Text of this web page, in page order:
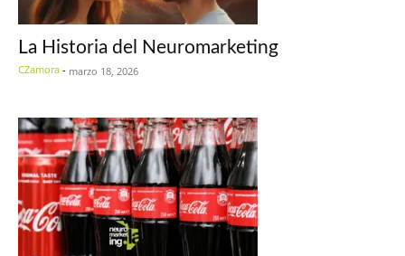
La Historia del Neuromarketing
CZamora - marzo 18, 2026